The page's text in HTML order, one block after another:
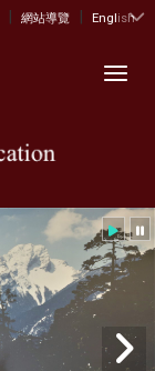
| 網站導覽 | English